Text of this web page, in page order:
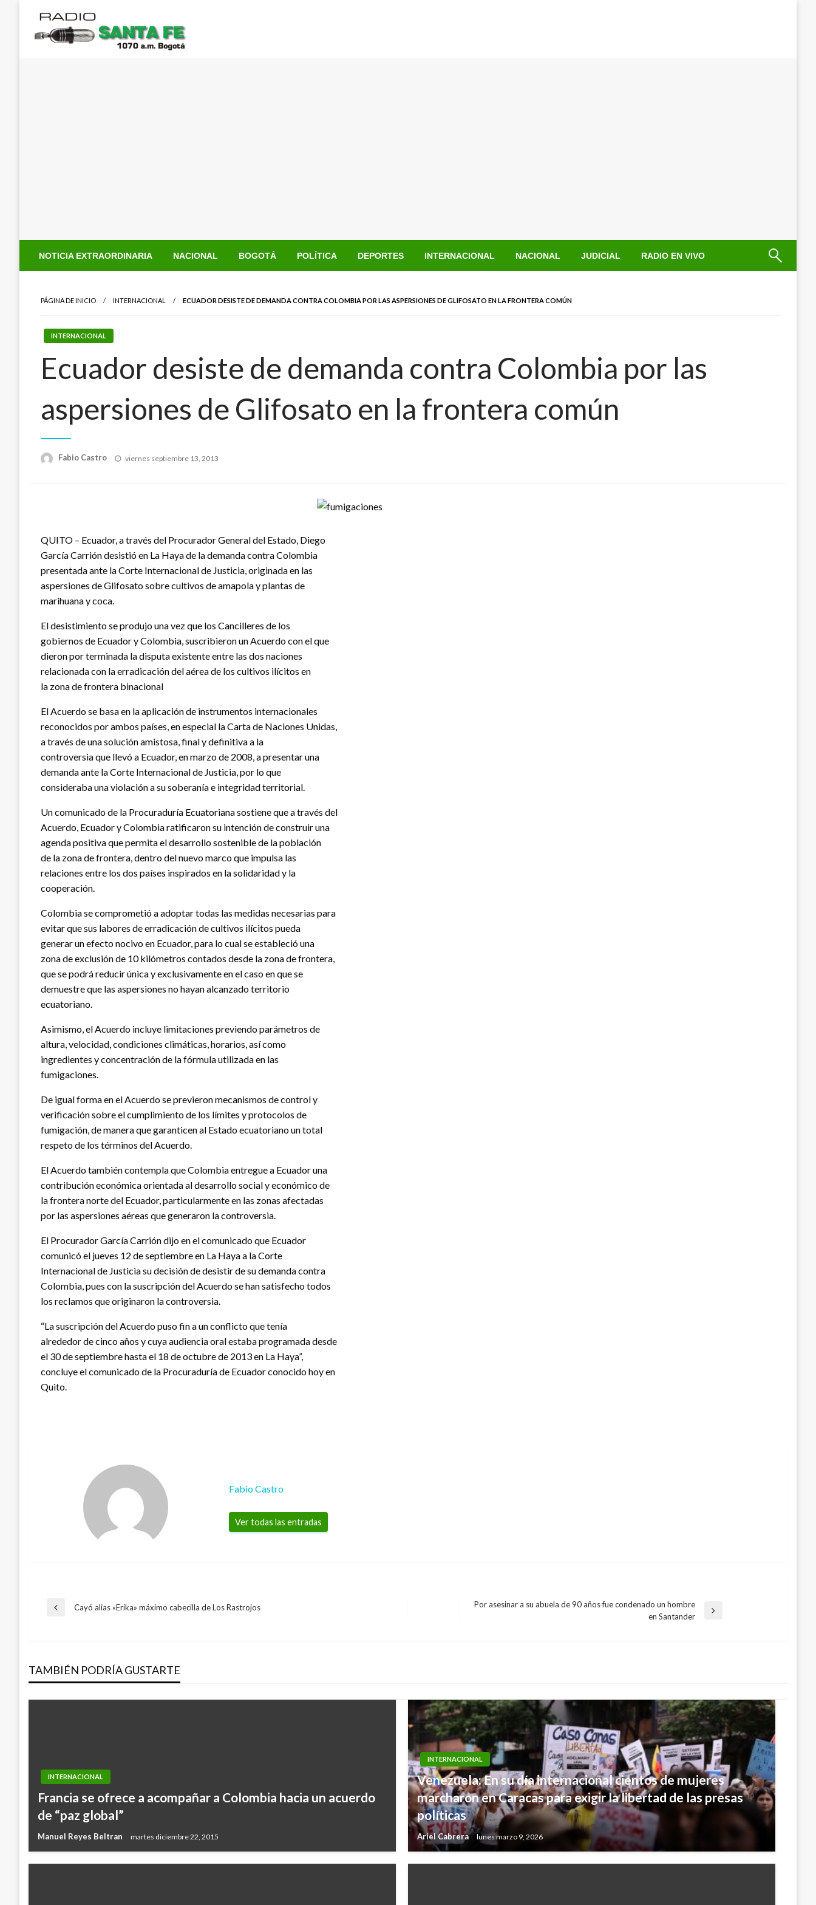
contenido
NOTICIA EXTRAORDINARIA NACIONAL BOGOTÁ POLÍTICA DEPORTES INTERNACIONAL NACIONAL JUDICIAL RADIO EN VIVO
PÁGINA DE INICIO INTERNACIONAL ECUADOR DESISTE DE DEMANDA CONTRA COLOMBIA POR LAS ASPERSIONES DE GLIFOSATO EN LA FRONTERA COMÚN
INTERNACIONAL
Ecuador desiste de demanda contra Colombia por las
aspersiones de Glifosato en la frontera común
Fabio Castro
Publicado
viernes septiembre 13, 2013
QUITO – Ecuador, a través del Procurador General del Estado, Diego
García Carrión desistió en La Haya de la demanda contra Colombia
presentada ante la Corte Internacional de Justicia, originada en las
aspersiones de Glifosato sobre cultivos de amapola y plantas de
marihuana y coca.
El desistimiento se produjo una vez que los Cancilleres de los
gobiernos de Ecuador y Colombia, suscribieron un Acuerdo con el que
dieron por terminada la disputa existente entre las dos naciones
relacionada con la erradicación del aérea de los cultivos ilícitos en
la zona de frontera binacional
El Acuerdo se basa en la aplicación de instrumentos internacionales
reconocidos por ambos países, en especial la Carta de Naciones Unidas,
a través de una solución amistosa, final y definitiva a la
controversia que llevó a Ecuador, en marzo de 2008, a presentar una
demanda ante la Corte Internacional de Justicia, por lo que
consideraba una violación a su soberanía e integridad territorial.
Un comunicado de la Procuraduría Ecuatoriana sostiene que a través del
Acuerdo, Ecuador y Colombia ratificaron su intención de construir una
agenda positiva que permita el desarrollo sostenible de la población
de la zona de frontera, dentro del nuevo marco que impulsa las
relaciones entre los dos países inspirados en la solidaridad y la
cooperación.
Colombia se comprometió a adoptar todas las medidas necesarias para
evitar que sus labores de erradicación de cultivos ilícitos pueda
generar un efecto nocivo en Ecuador, para lo cual se estableció una
zona de exclusión de 10 kilómetros contados desde la zona de frontera,
que se podrá reducir única y exclusivamente en el caso en que se
demuestre que las aspersiones no hayan alcanzado territorio
ecuatoriano.
Asimismo, el Acuerdo incluye limitaciones previendo parámetros de
altura, velocidad, condiciones climáticas, horarios, así como
ingredientes y concentración de la fórmula utilizada en las
fumigaciones.
De igual forma en el Acuerdo se previeron mecanismos de control y
verificación sobre el cumplimiento de los límites y protocolos de
fumigación, de manera que garanticen al Estado ecuatoriano un total
respeto de los términos del Acuerdo.
El Acuerdo también contempla que Colombia entregue a Ecuador una
contribución económica orientada al desarrollo social y económico de
la frontera norte del Ecuador, particularmente en las zonas afectadas
por las aspersiones aéreas que generaron la controversia.
El Procurador García Carrión dijo en el comunicado que Ecuador
comunicó el jueves 12 de septiembre en La Haya a la Corte
Internacional de Justicia su decisión de desistir de su demanda contra
Colombia, pues con la suscripción del Acuerdo se han satisfecho todos
los reclamos que originaron la controversia.
“La suscripción del Acuerdo puso fin a un conflicto que tenía
alrededor de cinco años y cuya audiencia oral estaba programada desde
el 30 de septiembre hasta el 18 de octubre de 2013 en La Haya”,
concluye el comunicado de la Procuraduría de Ecuador conocido hoy en
Quito.
Fabio Castro
Ver todas las entradas
Navegación
entradas
Entrada
Cayó alias «Erika» máximo cabecilla de Los Rastrojos
Por asesinar a su abuela de 90 años fue condenado un hombre
en Santander
TAMBIÉN PODRÍA GUSTARTE
INTERNACIONAL
Francia se ofrece a acompañar a Colombia hacia un acuerdo
de “paz global”
Manuel Reyes Beltran martes diciembre 22, 2015
INTERNACIONAL
Venezuela: En su día internacional cientos de mujeres
marcharon en Caracas para exigir la libertad de las presas
políticas
Ariel Cabrera lunes marzo 9, 2026